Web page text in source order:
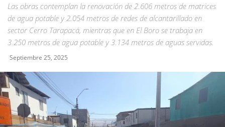
Las obras contemplan la renovación de 2.606 metros de matrices
de agua potable y 2.054 metros de redes de alcantarillado en
sector Cerro Tarapacá, mientras que en El Boro se trabaja en
3.250 metros de agua potable y 3.134 metros de aguas servidas.
Septiembre 25, 2025